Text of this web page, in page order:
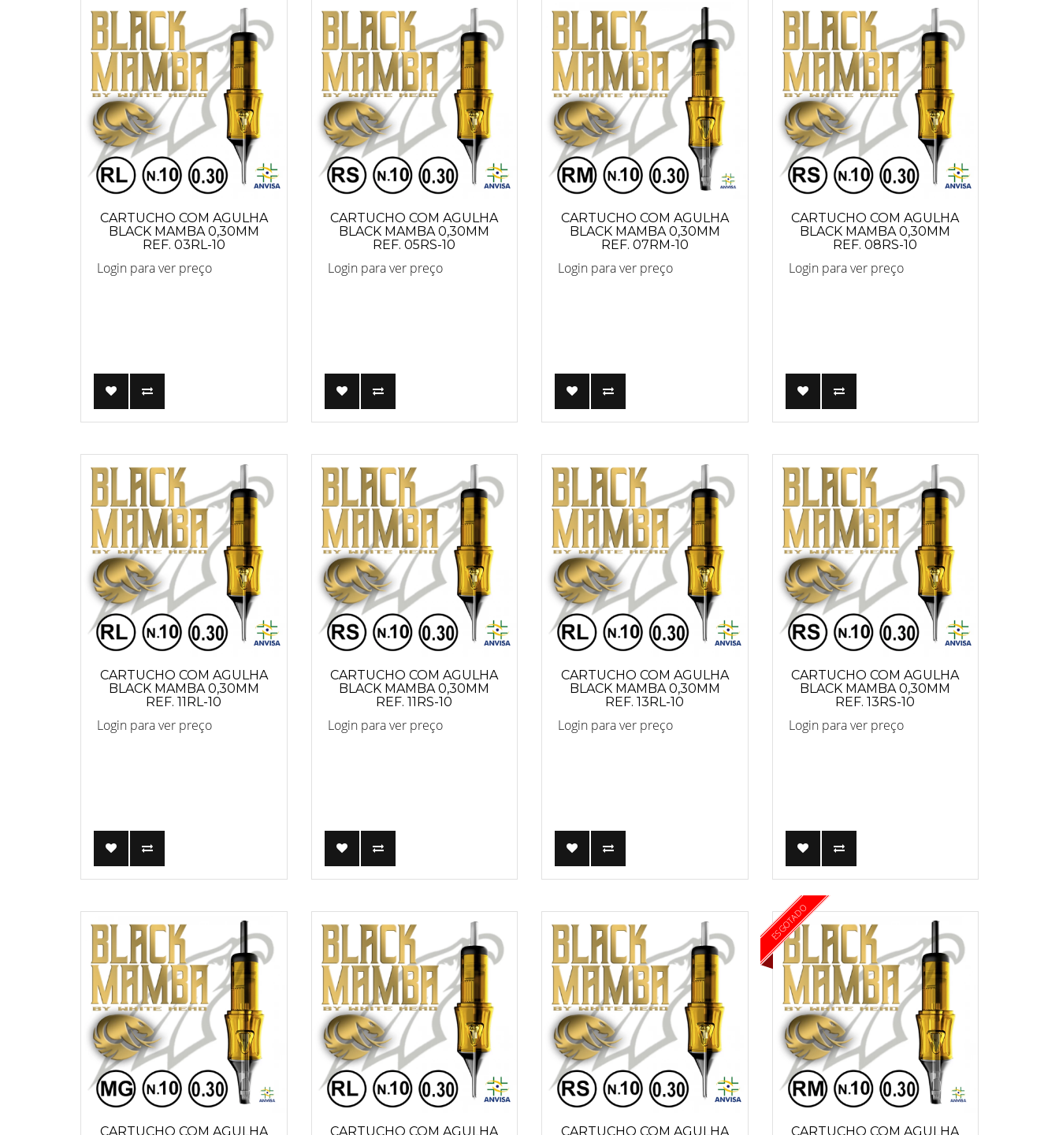
CARTUCHO COM AGULHA
BLACK MAMBA 0,30MM
REF. 03RL-10
Login para ver preço
CARTUCHO COM AGULHA
BLACK MAMBA 0,30MM
REF. 05RS-10
Login para ver preço
CARTUCHO COM AGULHA
BLACK MAMBA 0,30MM
REF. 07RM-10
Login para ver preço
CARTUCHO COM AGULHA
BLACK MAMBA 0,30MM
REF. 08RS-10
Login para ver preço
CARTUCHO COM AGULHA
BLACK MAMBA 0,30MM
REF. 11RL-10
Login para ver preço
CARTUCHO COM AGULHA
BLACK MAMBA 0,30MM
REF. 11RS-10
Login para ver preço
CARTUCHO COM AGULHA
BLACK MAMBA 0,30MM
REF. 13RL-10
Login para ver preço
CARTUCHO COM AGULHA
BLACK MAMBA 0,30MM
REF. 13RS-10
Login para ver preço
CARTUCHO COM AGULHA CARTUCHO COM AGULHA CARTUCHO COM AGULHA
ESGOTADO
CARTUCHO COM AGULHA